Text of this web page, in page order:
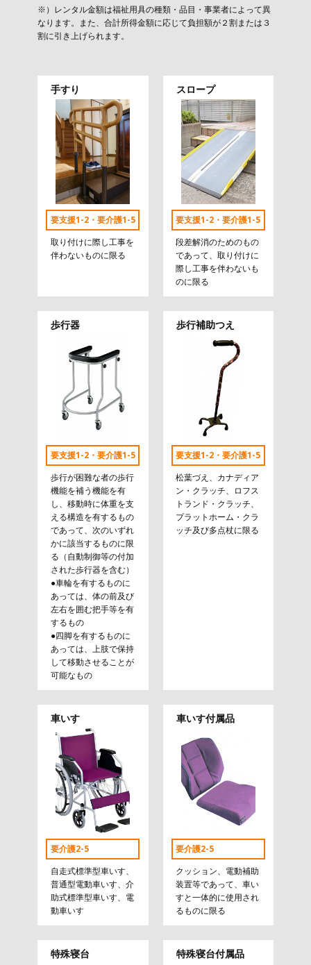
※）レンタル金額は福祉用具の種類・品目・事業者によって異
なります。また、合計所得金額に応じて負担額が２割または３
割に引き上げられます。
手すり
要支援1-2・要介護1-5
取り付けに際し工事を
伴わないものに限る
スロープ
要支援1-2・要介護1-5
段差解消のためのもの
であって、取り付けに
際し工事を伴わないも
のに限る
歩行器
要支援1-2・要介護1-5
歩行が困難な者の歩行
機能を補う機能を有
し、移動時に体重を支
える構造を有するもの
であって、次のいずれ
かに該当するものに限
る（自動制御等の付加
された歩行器を含む）
●車輪を有するものに
あっては、体の前及び
左右を囲む把手等を有
するもの
●四脚を有するものに
あっては、上肢で保持
して移動させることが
可能なもの
歩行補助つえ
要支援1-2・要介護1-5
松葉づえ、カナディア
ン・クラッチ、ロフス
トランド・クラッチ、
プラットホーム・クラ
ッチ及び多点杖に限る
車いす
要介護2-5
自走式標準型車いす、
普通型電動車いす、介
助式標準型車いす、電
動車いす
車いす付属品
要介護2-5
クッション、電動補助
装置等であって、車い
すと一体的に使用され
るものに限る
特殊寝台 特殊寝台付属品